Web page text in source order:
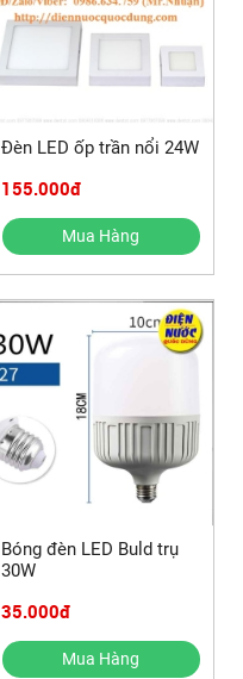
Đèn LED ốp trần nổi 24W
155.000đ
Mua Hàng
Bóng đèn LED Buld trụ
30W
35.000đ
Mua Hàng